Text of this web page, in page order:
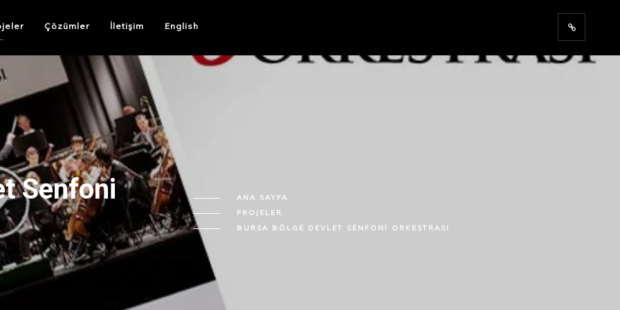
Çözümler İletişim English
Senfoni
ANA SAYFA
PROJELER
BURSA BÖLGE DEVLET SENFONI ORKESTRASI